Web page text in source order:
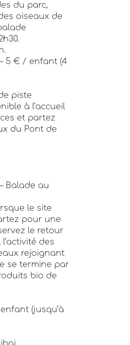
du parc,
oiseaux de
5 € / enfant (4
piste
à l’accueil
et partez
du Pont de
Balade au
le site
pour une
le retour
des
rejoignant
se termine par
bio de
enfant (jusqu’à